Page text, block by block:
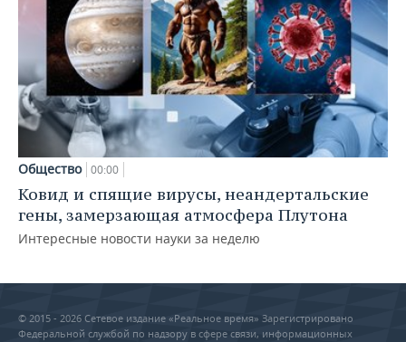
Общество 00:00
Ковид и спящие вирусы, неандертальские
гены, замерзающая атмосфера Плутона
Интересные новости науки за неделю
© 2015 - 2026 Сетевое издание «Реальное время» Зарегистрировано
Федеральной службой по надзору в сфере связи, информационных